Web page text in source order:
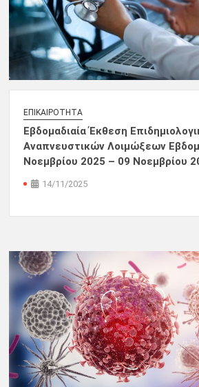
ΕΠΙΚΑΙΡΌΤΗΤΑ
Εβδομαδιαία Έκθεση
Αναπνευστικών Λοιμώξεων
Νοεμβρίου 2025 – 09 Νοεμβρίου
14/11/2025